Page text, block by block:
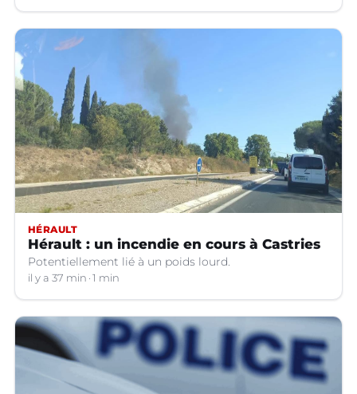
HÉRAULT
Hérault : un incendie en cours à Castries
Potentiellement lié à un poids lourd.
il y a 37 min 1 min